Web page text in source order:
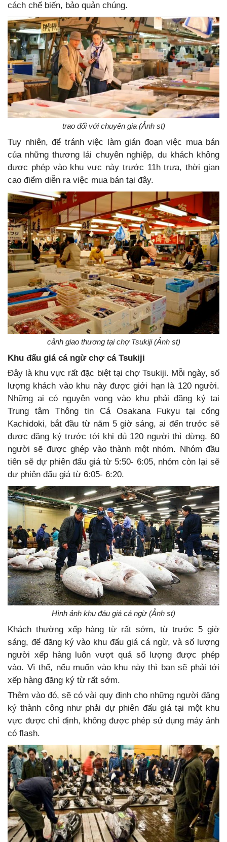
cách chế biến, bảo quản chúng.
trao đổi với chuyên gia (Ảnh st)
Tuy nhiên, để tránh việc làm gián đoạn việc mua bán
của những thương lái chuyên nghiệp, du khách không
được phép vào khu vực này trước 11h trưa, thời gian
cao điểm diễn ra việc mua bán tại đây.
cảnh giao thương tại chợ Tsukiji (Ảnh st)
Khu đấu giá cá ngừ chợ cá Tsukiji
Đây là khu vực rất đặc biệt tại chợ Tsukiji. Mỗi ngày, số
lượng khách vào khu này được giới hạn là 120 người.
Những ai có nguyện vọng vào khu phải đăng ký tại
Trung tâm Thông tin Cá Osakana Fukyu tại cổng
Kachidoki, bắt đầu từ năm 5 giờ sáng, ai đến trước sẽ
được đăng ký trước tới khi đủ 120 người thì dừng. 60
người sẽ được ghép vào thành một nhóm. Nhóm đầu
tiên sẽ dự phiên đấu giá từ 5:50- 6:05, nhóm còn lại sẽ
dự phiên đấu giá từ 6:05- 6:20.
Hình ảnh khu đáu giá cá ngừ (Ảnh st)
Khách thường xếp hàng từ rất sớm, từ trước 5 giờ
sáng, để đăng ký vào khu đấu giá cá ngừ, và số lượng
người xếp hàng luôn vượt quá số lượng được phép
vào. Vì thế, nếu muốn vào khu này thì bạn sẽ phải tới
xếp hàng đăng ký từ rất sớm.
Thêm vào đó, sẽ có vài quy định cho những người đăng
ký thành công như phải dự phiên đấu giá tại một khu
vực được chỉ định, không được phép sử dụng máy ảnh
có flash.